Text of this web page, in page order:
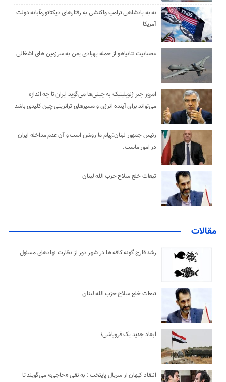
نه به پادشاهی ترامپ واکنشی به رفتارهای دیکتاتورمآبانه دولت
آمریکا
عصبانیت نتانیاهو از حمله پهبادی یمن به سرزمین های اشغالی
امروز جبر ژئوپلیتیک به چینی‌ها می‌گوید ایران تا چه اندازه
می‌تواند برای آینده انرژی و مسیرهای ترانزیتی چین کلیدی باشد
رئیس جمهور لبنان:پیام ما روشن است و آن عدم مداخله ایران
در امور ماست.
تبعات خلع سلاح حزب الله لبنان
مقالات
رشد قارچ گونه کافه ها در شهر دور از نظارت نهادهای مسئول
تبعات خلع سلاح حزب الله لبنان
ابعاد جدید یک فروپاشی؛
انتقاد کیهان از سریال پایتخت : به نقی «حاجی» می‌گویند تا